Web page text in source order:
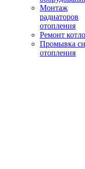
Монтаж
радиаторов
отопления
Ремонт
Промывка
отопления